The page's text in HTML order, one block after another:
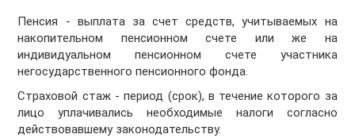
Пенсия - выплата за счет средств, учитываемых на
накопительном пенсионном счете или же на
индивидуальном пенсионном счете участника
негосударственного пенсионного фонда.
Страховой стаж - период (срок), в течение которого за
лицо уплачивались необходимые налоги согласно
действовавшему законодательству.